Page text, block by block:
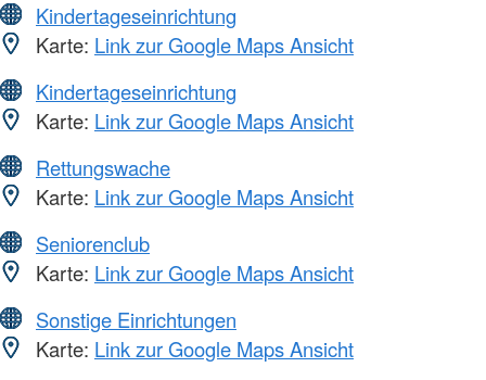
Kindertageseinrichtung
Karte: Link zur Google Maps Ansicht
Kindertageseinrichtung
Karte: Link zur Google Maps Ansicht
Rettungswache
Karte: Link zur Google Maps Ansicht
Seniorenclub
Karte: Link zur Google Maps Ansicht
Sonstige Einrichtungen
Karte: Link zur Google Maps Ansicht